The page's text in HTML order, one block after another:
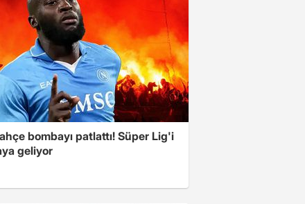
bombayı patlattı! Süper Lig'i
geliyor